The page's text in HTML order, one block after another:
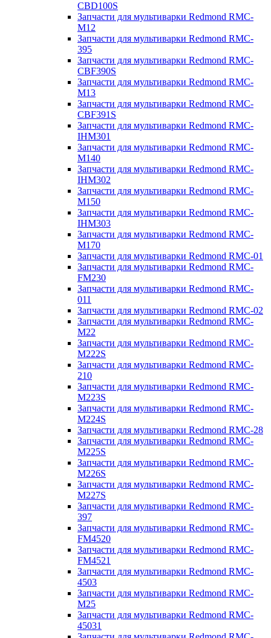
CBD100S
Запчасти для мультиварки Redmond RMC-
M12
Запчасти для мультиварки Redmond RMC-
395
Запчасти для мультиварки Redmond RMC-
CBF390S
Запчасти для мультиварки Redmond RMC-
M13
Запчасти для мультиварки Redmond RMC-
CBF391S
Запчасти для мультиварки Redmond RMC-
IHM301
Запчасти для мультиварки Redmond RMC-
M140
Запчасти для мультиварки Redmond RMC-
IHM302
Запчасти для мультиварки Redmond RMC-
M150
Запчасти для мультиварки Redmond RMC-
IHM303
Запчасти для мультиварки Redmond RMC-
M170
Запчасти для мультиварки Redmond RMC-01
Запчасти для мультиварки Redmond RMC-
FM230
Запчасти для мультиварки Redmond RMC-
011
Запчасти для мультиварки Redmond RMC-02
Запчасти для мультиварки Redmond RMC-
M22
Запчасти для мультиварки Redmond RMC-
M222S
Запчасти для мультиварки Redmond RMC-
210
Запчасти для мультиварки Redmond RMC-
M223S
Запчасти для мультиварки Redmond RMC-
M224S
Запчасти для мультиварки Redmond RMC-28
Запчасти для мультиварки Redmond RMC-
M225S
Запчасти для мультиварки Redmond RMC-
M226S
Запчасти для мультиварки Redmond RMC-
M227S
Запчасти для мультиварки Redmond RMC-
397
Запчасти для мультиварки Redmond RMC-
FM4520
Запчасти для мультиварки Redmond RMC-
FM4521
Запчасти для мультиварки Redmond RMC-
4503
Запчасти для мультиварки Redmond RMC-
M25
Запчасти для мультиварки Redmond RMC-
45031